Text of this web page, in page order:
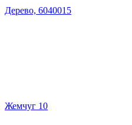
Дерево, 6040015
Жемчуг 10